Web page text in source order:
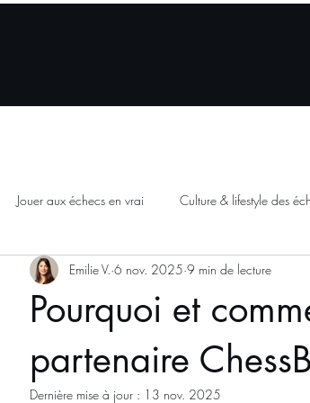
Jouer aux échecs en vrai Culture & lifestyle des
Pourquoi et
partenaire
Emilie V. 6 nov. 2025 9 min de lecture
Dernière mise à jour : 13 nov. 2025